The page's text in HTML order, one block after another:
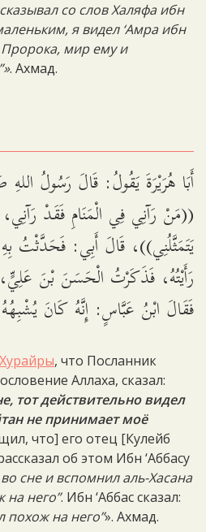
со слов Халяфа ибн
я видел ‘Амра ибн
мир ему и
. Ахмад.
أَبَا هُرَيْرَةَ يَقُولُ: قَالَ رَسُولُ
((مَنْ رَآنِي فِي الْمَنَامِ فَقَدْ
يَتَمَثَّلُنِي))، قَالَ أَبِي: فَحَدَّثْتُ
رَأَيْتُهُ، فَذَكَرْتُ الْحَسَنَ بْنَ
فَقَالَ ابْنُ عَبَّاسٍ: إِنَّهُ كَانَ
, что Посланник
Аллаха, сказал:
тот действительно видел
не принимает моё
что] его отец [Кулейб
об этом Ибн ‘Аббасу
во сне и вспомнил аль-Хасана
на него”. Ибн ‘Аббас сказал:
похож на него”». Ахмад.